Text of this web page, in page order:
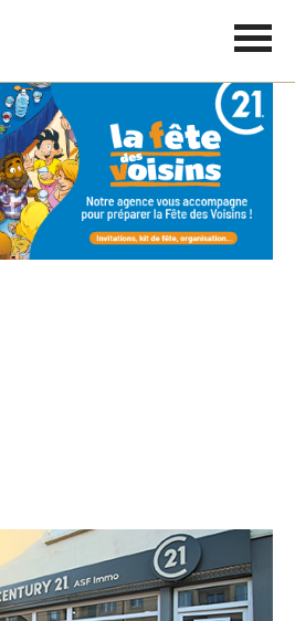
21 ASF Immo
Paul Vaillant-Couturier